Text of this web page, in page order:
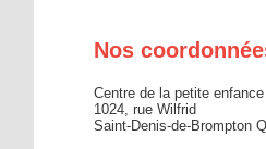
Nos
Centre de la petite
1024, rue Wilfrid
Saint-Denis-de-Brompton